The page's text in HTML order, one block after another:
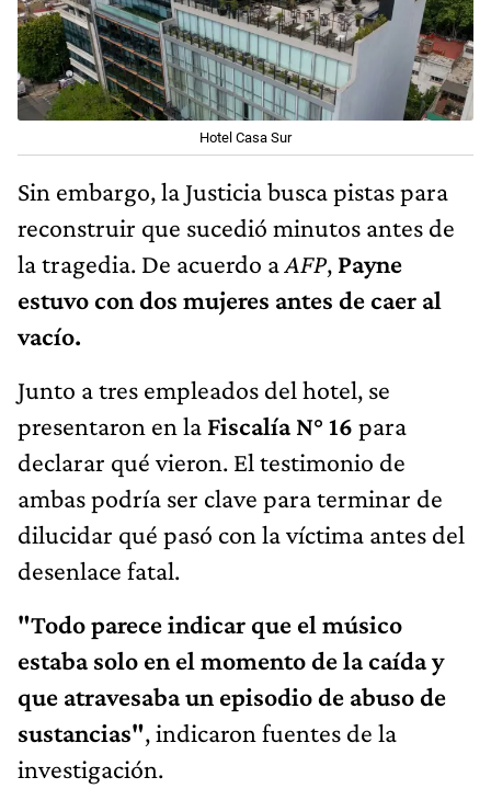
Hotel Casa Sur
Sin embargo, la Justicia busca pistas para
reconstruir que sucedió minutos antes de
la tragedia. De acuerdo aAFP, Payne
estuvo con dos mujeres antes de caer al
vacío.
Junto a tres empleados del hotel, se
presentaron en la Fiscalía N° 16 para
declarar qué vieron. El testimonio de
ambas podría ser clave para terminar de
dilucidar qué pasó con la víctima antes del
desenlace fatal.
"Todo parece indicar que el músico
estaba solo en el momento de la caída y
que atravesaba un episodio de abuso de
sustancias", indicaron fuentes de la
investigación.